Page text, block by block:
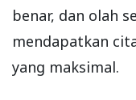
benar, dan olah
mendapatkan
yang maksimal.